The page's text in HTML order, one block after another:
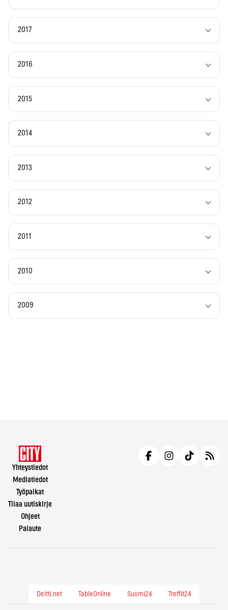
2017
2016
2015
2014
2013
2012
2011
2010
2009
Yhteystiedot
Mediatiedot
Työpaikat
Tilaa uutiskirje
Ohjeet
Palaute
Deitti.net TableOnline Suomi24 Treffit24